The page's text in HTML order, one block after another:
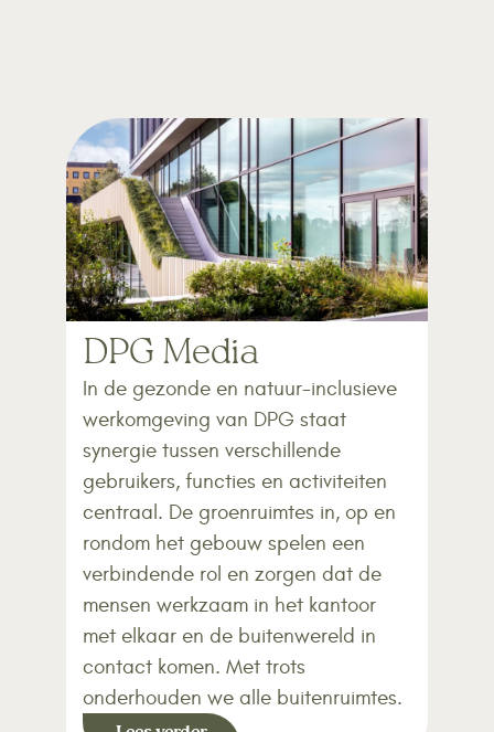
DPG Media
In de gezonde en natuur-inclusieve
werkomgeving van DPG staat
synergie tussen verschillende
gebruikers, functies en activiteiten
centraal. De groenruimtes in, op en
rondom het gebouw spelen een
verbindende rol en zorgen dat de
mensen werkzaam in het kantoor
met elkaar en de buitenwereld in
contact komen. Met trots
onderhouden we alle buitenruimtes.